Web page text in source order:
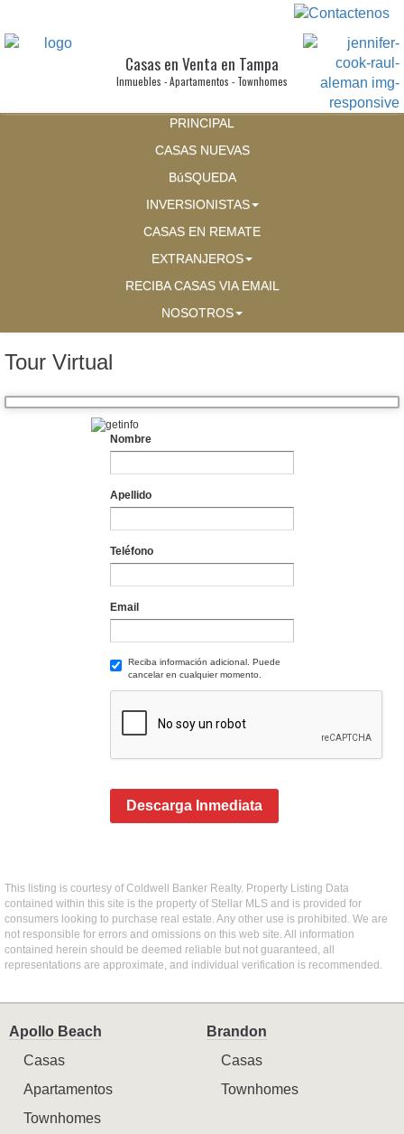
Casas en Venta en Tampa
Inmuebles - Apartamentos - Townhomes
PRINCIPAL
CASAS NUEVAS
BúSQUEDA
INVERSIONISTAS
CASAS EN REMATE
EXTRANJEROS
RECIBA CASAS VIA EMAIL
NOSOTROS
Tour Virtual
Nombre
Apellido
Teléfono
Email
Reciba información adicional. Puede
cancelar en cualquier momento.
Descarga Inmediata
This listing is courtesy of Coldwell Banker Realty. Property Listing Data
contained within this site is the property of Stellar MLS and is provided for
consumers looking to purchase real estate. Any other use is prohibited. We are
not responsible for errors and omissions on this web site. All information
contained herein should be deemed reliable but not guaranteed, all
representations are approximate, and individual verification is recommended.
Apollo Beach
Casas
Apartamentos
Townhomes
Brandon
Casas
Townhomes